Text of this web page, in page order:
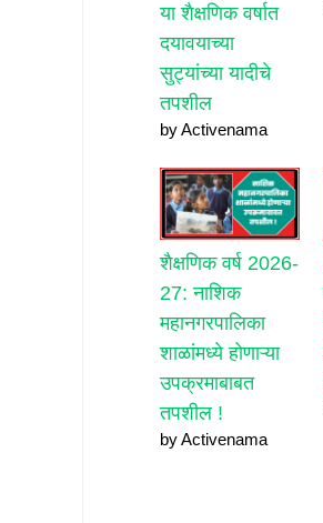
या शैक्षणिक वर्षात
दयावयाच्या
सुट्यांच्या यादीचे
तपशील
by Activenama
शैक्षणिक वर्ष 2026-
27: नाशिक
महानगरपालिका
शाळांमध्ये होणाऱ्या
उपक्रमाबाबत
तपशील !
by Activenama